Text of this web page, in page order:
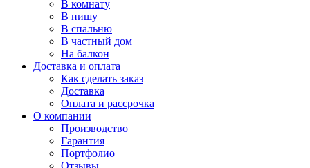
В комнату
В нишу
В спальню
В частный дом
На балкон
Доставка и оплата
Как сделать заказ
Доставка
Оплата и рассрочка
О компании
Производство
Гарантия
Портфолио
Отзывы